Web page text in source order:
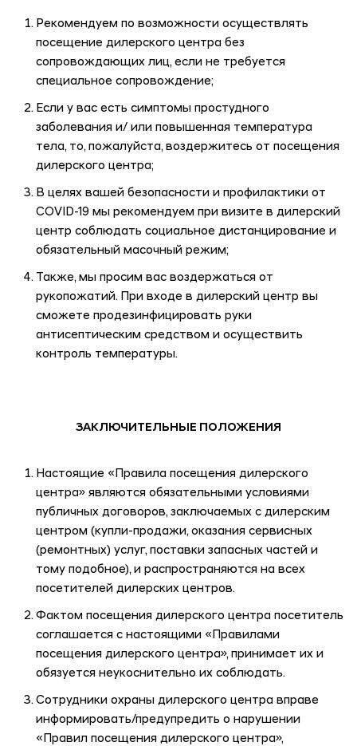
Рекомендуем по возможности осуществлять
посещение дилерского центра без
сопровождающих лиц, если не требуется
специальное сопровождение;
Если у вас есть симптомы простудного
заболевания и/ или повышенная температура
тела, то, пожалуйста, воздержитесь от посещения
дилерского центра;
В целях вашей безопасности и профилактики от
COVID-19 мы рекомендуем при визите в дилерский
центр соблюдать социальное дистанцирование и
обязательный масочный режим;
Также, мы просим вас воздержаться от
рукопожатий. При входе в дилерский центр вы
сможете продезинфицировать руки
антисептическим средством и осуществить
контроль температуры.
ЗАКЛЮЧИТЕЛЬНЫЕ ПОЛОЖЕНИЯ
Настоящие «Правила посещения дилерского
центра» являются обязательными условиями
публичных договоров, заключаемых с дилерским
центром (купли-продажи, оказания сервисных
(ремонтных) услуг, поставки запасных частей и
тому подобное), и распространяются на всех
посетителей дилерских центров.
Фактом посещения дилерского центра посетитель
соглашается с настоящими «Правилами
посещения дилерского центра», принимает их и
обязуется неукоснительно их соблюдать.
Сотрудники охраны дилерского центра вправе
информировать/предупредить о нарушении
«Правил посещения дилерского центра»,